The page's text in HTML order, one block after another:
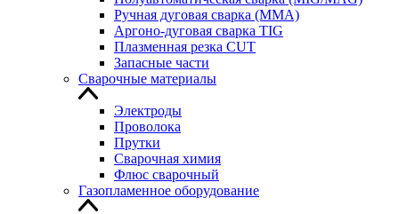
Ручная дуговая сварка (MMA)
Аргоно-дуговая сварка TIG
Плазменная резка CUT
Запасные части
Сварочные материалы
Электроды
Проволока
Прутки
Сварочная химия
Флюс сварочный
Газопламенное оборудование